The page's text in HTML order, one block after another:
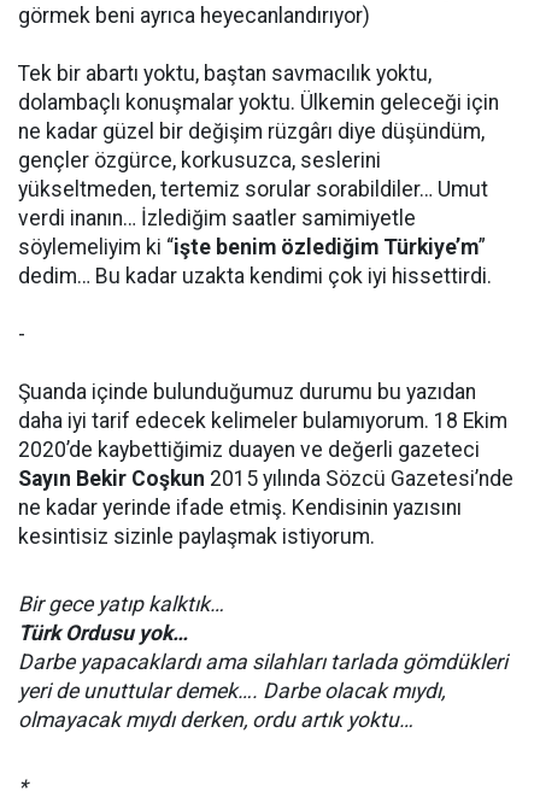
görmek beni ayrıca heyecanlandırıyor)
Tek bir abartı yoktu, baştan savmacılık yoktu,
dolambaçlı konuşmalar yoktu. Ülkemin geleceği için
ne kadar güzel bir değişim rüzgârı diye düşündüm,
gençler özgürce, korkusuzca, seslerini
yükseltmeden, tertemiz sorular sorabildiler… Umut
verdi inanın… İzlediğim saatler samimiyetle
söylemeliyim ki “işte benim özlediğim Türkiye’m”
dedim… Bu kadar uzakta kendimi çok iyi hissettirdi.
-
Şuanda içinde bulunduğumuz durumu bu yazıdan
daha iyi tarif edecek kelimeler bulamıyorum. 18 Ekim
2020’de kaybettiğimiz duayen ve değerli gazeteci
Sayın Bekir Coşkun 2015 yılında Sözcü Gazetesi’nde
ne kadar yerinde ifade etmiş. Kendisinin yazısını
kesintisiz sizinle paylaşmak istiyorum.
Bir gece yatıp kalktık…
Türk Ordusu yok…
Darbe yapacaklardı ama silahları tarlada gömdükleri
yeri de unuttular demek…. Darbe olacak mıydı,
olmayacak mıydı derken, ordu artık yoktu…
*